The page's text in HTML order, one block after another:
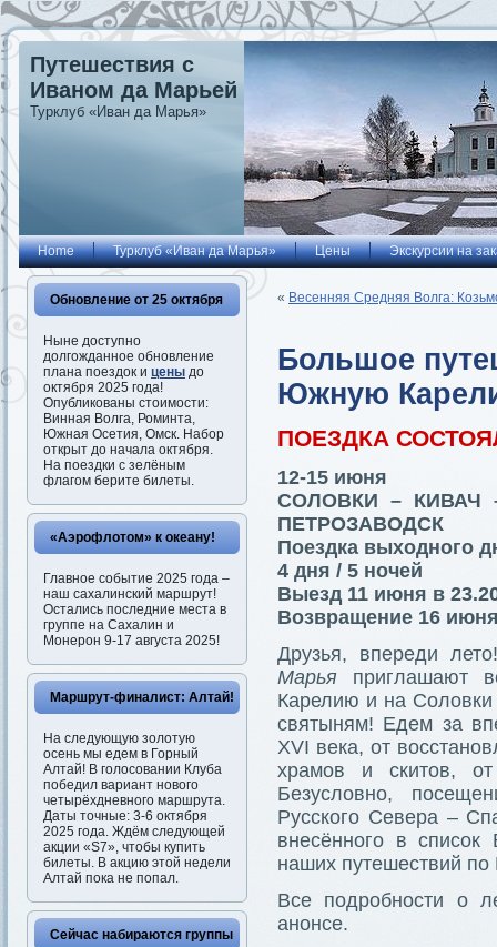
Путешествия с
Иваном да Марьей
Турклуб «Иван да Марья»
Home Турклуб «Иван да Марья» Цены Экскурсии на
Обновление от 25 октября
Ныне доступно
долгожданное обновление
плана поездок и цены до
октября 2025 года!
Опубликованы стоимости:
Винная Волга, Роминта,
Южная Осетия, Омск. Набор
открыт до начала октября.
На поездки с зелёным
флагом берите билеты.
«Аэрофлотом» к океану!
Главное событие 2025 года –
наш сахалинский маршрут!
Остались последние места в
группе на Сахалин и
Монерон 9-17 августа 2025!
Маршрут-финалист: Алтай!
На следующую золотую
осень мы едем в Горный
Алтай! В голосовании Клуба
победил вариант нового
четырёхдневного маршрута.
Даты точные: 3-6 октября
2025 года. Ждём следующей
акции «S7», чтобы купить
билеты. В акцию этой недели
Алтай пока не попал.
Сейчас набираются группы
« Весенняя Средняя Волга:
Большое
Южную
ПОЕЗДКА
12-15 июня
СОЛОВКИ –
ПЕТРОЗАВОДСК
Поездка выходного
4 дня / 5 ночей
Выезд 11 июня в
Возвращение 16
Друзья, впереди
Марья приглашают
Карелию и на
святыням! Едем за
XVI века, от
храмов и скитов,
Безусловно,
Русского Севера –
внесённого в
наших путешествий по
Все подробности о
анонсе.